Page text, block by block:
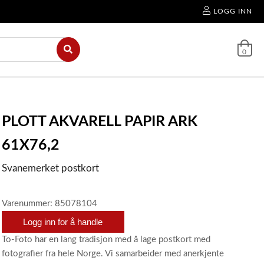
LOGG INN
0
PLOTT AKVARELL PAPIR ARK
61X76,2
Svanemerket postkort
Varenummer: 85078104
Logg inn for å handle
To-Foto har en lang tradisjon med å lage postkort med
fotografier fra hele Norge. Vi samarbeider med anerkjente